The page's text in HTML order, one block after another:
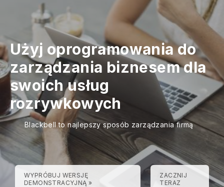
Użyj oprogramowania do
zarządzania biznesem dla
swoich usług
rozrywkowych
Blackbell to najlepszy sposób zarządzania firmą
WYPRÓBUJ WERSJĘ
DEMONSTRACYJNĄ »
ZACZNIJ
TERAZ